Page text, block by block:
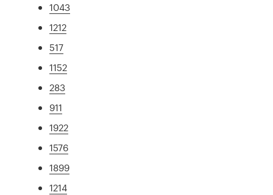
1043
1212
517
1152
283
911
1922
1576
1899
1214